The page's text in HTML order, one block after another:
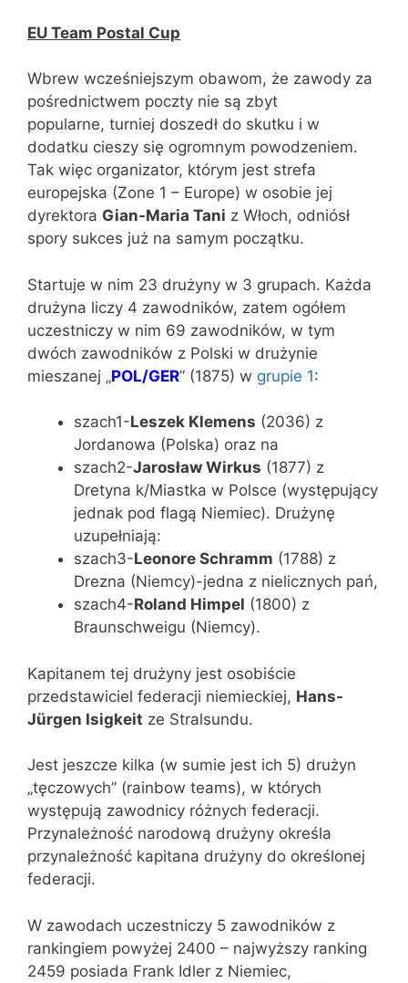
EU Team Postal Cup
Wbrew wcześniejszym obawom, że zawody za
pośrednictwem poczty nie są zbyt
popularne, turniej doszedł do skutku i w
dodatku cieszy się ogromnym powodzeniem.
Tak więc organizator, którym jest strefa
europejska (Zone 1 – Europe) w osobie jej
dyrektora Gian-Maria Tani z Włoch, odniósł
spory sukces już na samym początku.
Startuje w nim 23 drużyny w 3 grupach. Każda
drużyna liczy 4 zawodników, zatem ogółem
uczestniczy w nim 69 zawodników, w tym
dwóch zawodników z Polski w drużynie
mieszanej „POL/GER” (1875) w grupie 1:
szach1-Leszek Klemens (2036) z
Jordanowa (Polska) oraz na
szach2-Jarosław Wirkus (1877) z
Dretyna k/Miastka w Polsce (występujący
jednak pod flagą Niemiec). Drużynę
uzupełniają:
szach3-Leonore Schramm (1788) z
Drezna (Niemcy)-jedna z nielicznych pań,
szach4-Roland Himpel (1800) z
Braunschweigu (Niemcy).
Kapitanem tej drużyny jest osobiście
przedstawiciel federacji niemieckiej, Hans-
Jürgen Isigkeit ze Stralsundu.
Jest jeszcze kilka (w sumie jest ich 5) drużyn
„tęczowych” (rainbow teams), w których
występują zawodnicy różnych federacji.
Przynależność narodową drużyny określa
przynależność kapitana drużyny do określonej
federacji.
W zawodach uczestniczy 5 zawodników z
rankingiem powyżej 2400 – najwyższy ranking
2459 posiada Frank Idler z Niemiec,